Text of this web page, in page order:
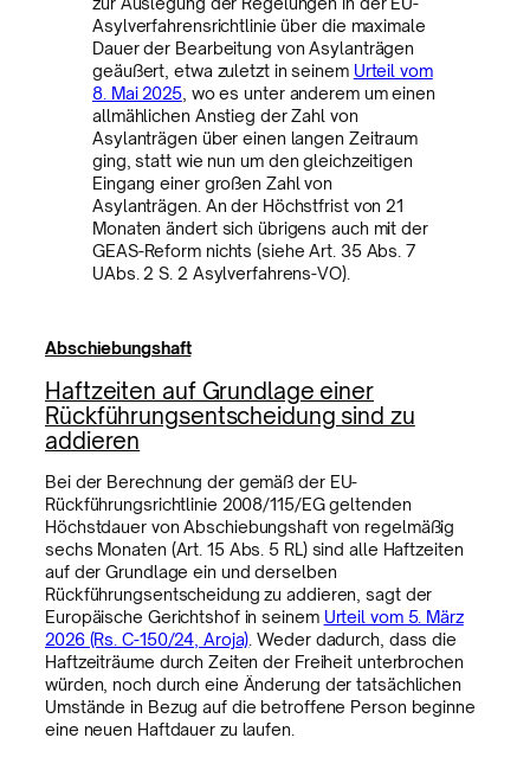
Asylverfahrensrichtlinie über die maximale
Dauer der Bearbeitung von Asylanträgen
geäußert, etwa zuletzt in seinem Urteil vom
8. Mai 2025, wo es unter anderem um einen
allmählichen Anstieg der Zahl von
Asylanträgen über einen langen Zeitraum
ging, statt wie nun um den gleichzeitigen
Eingang einer großen Zahl von
Asylanträgen. An der Höchstfrist von 21
Monaten ändert sich übrigens auch mit der
GEAS-Reform nichts (siehe Art. 35 Abs. 7
UAbs. 2 S. 2 Asylverfahrens-VO).
Abschiebungshaft
Haftzeiten auf Grundlage einer
Rückführungsentscheidung sind zu
addieren
Bei der Berechnung der gemäß der EU-
Rückführungsrichtlinie 2008/115/EG geltenden
Höchstdauer von Abschiebungshaft von regelmäßig
sechs Monaten (Art. 15 Abs. 5 RL) sind alle Haftzeiten
auf der Grundlage ein und derselben
Rückführungsentscheidung zu addieren, sagt der
Europäische Gerichtshof in seinem Urteil vom 5. März
2026 (Rs. C-150/24, Aroja) . Weder dadurch, dass die
Haftzeiträume durch Zeiten der Freiheit unterbrochen
würden, noch durch eine Änderung der tatsächlichen
Umstände in Bezug auf die betroffene Person beginne
eine neuen Haftdauer zu laufen.